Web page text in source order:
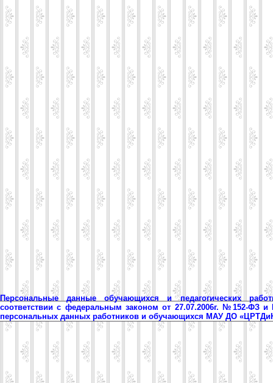
Персональные данные обучающихся и педагогических
соответствии с федеральным законом от 27.07.2006г. №152-ФЗ
персональных данных работников и обучающихся МАУ ДО